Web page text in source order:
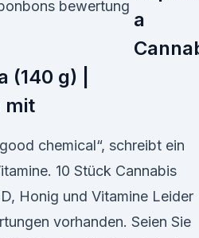
a
(140 g) |
mit
chemical“, schreibt ein
10 Stück Cannabis
Honig und Vitamine Leider
vorhanden. Seien Sie